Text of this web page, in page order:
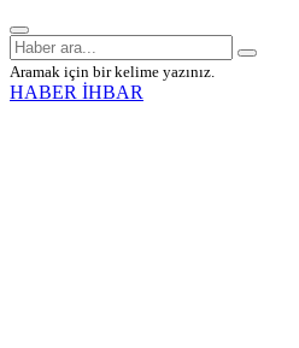
Aramak için bir kelime yazınız.
HABER İHBAR